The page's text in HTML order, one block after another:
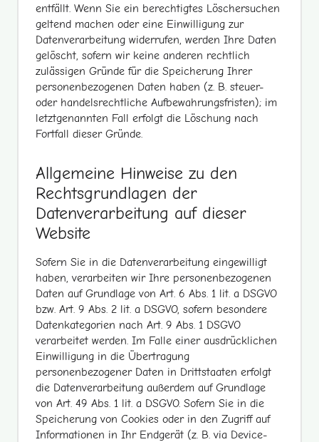
entfällt. Wenn Sie ein berechtigtes Löschersuchen
geltend machen oder eine Einwilligung zur
Datenverarbeitung widerrufen, werden Ihre Daten
gelöscht, sofern wir keine anderen rechtlich
zulässigen Gründe für die Speicherung Ihrer
personenbezogenen Daten haben (z. B. steuer-
oder handelsrechtliche Aufbewahrungsfristen); im
letztgenannten Fall erfolgt die Löschung nach
Fortfall dieser Gründe.
Allgemeine Hinweise zu den
Rechtsgrundlagen der
Datenverarbeitung auf dieser
Website
Sofern Sie in die Datenverarbeitung eingewilligt
haben, verarbeiten wir Ihre personenbezogenen
Daten auf Grundlage von Art. 6 Abs. 1 lit. a DSGVO
bzw. Art. 9 Abs. 2 lit. a DSGVO, sofern besondere
Datenkategorien nach Art. 9 Abs. 1 DSGVO
verarbeitet werden. Im Falle einer ausdrücklichen
Einwilligung in die Übertragung
personenbezogener Daten in Drittstaaten erfolgt
die Datenverarbeitung außerdem auf Grundlage
von Art. 49 Abs. 1 lit. a DSGVO. Sofern Sie in die
Speicherung von Cookies oder in den Zugriff auf
Informationen in Ihr Endgerät (z. B. via Device-